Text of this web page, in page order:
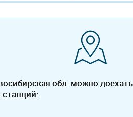
обл. можно доехать